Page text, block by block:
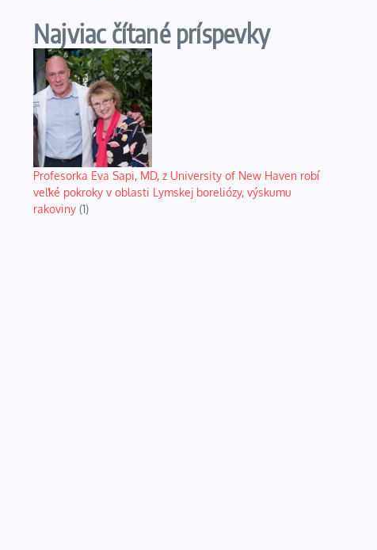
Najviac čítané príspevky
Profesorka Eva Sapi, MD, z University of New Haven robí
veľké pokroky v oblasti Lymskej boreliózy, výskumu
rakoviny (1)